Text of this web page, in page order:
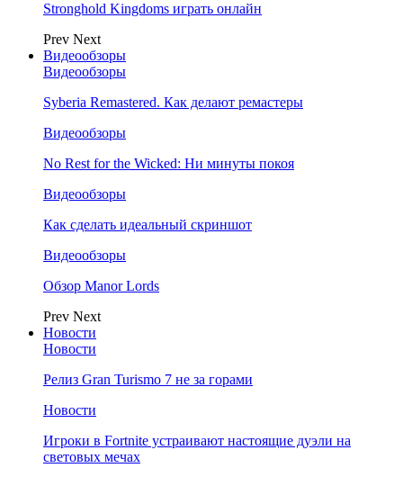
Stronghold Kingdoms играть онлайн
Prev Next
Видеообзоры
Видеообзоры
Syberia Remastered. Как делают ремастеры
Видеообзоры
No Rest for the Wicked: Ни минуты покоя
Видеообзоры
Как сделать идеальный скриншот
Видеообзоры
Обзор Manor Lords
Prev Next
Новости
Новости
Релиз Gran Turismo 7 не за горами
Новости
Игроки в Fortnite устраивают настоящие дуэли на
световых мечах